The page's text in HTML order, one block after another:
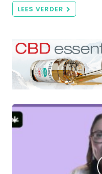
LEES VERDER